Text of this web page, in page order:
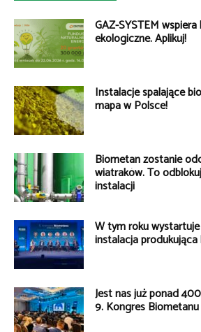
GAZ-SYSTEM
ekologiczne. Aplikuj!
Instalacje spalające
mapa w Polsce!
Biometan zostanie
wiatraków. To
instalacji
W tym roku
instalacja
Jest nas już ponad
9. Kongres Biometanu